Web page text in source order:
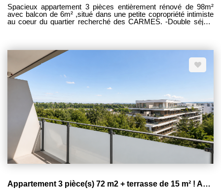
Spacieux appartement 3 pièces entièrement rénové de 98m²
avec balcon de 6m² ,situé dans une petite copropriété intimiste
au coeur du quartier recherché des CARMES. -Double séjour
meuble double vasque et sèche serviettes. -WC séparé.
INFORMATIONS SUPPLEMENTAIRES : -Atelier de 11m². -
Grande cave privative. -Charme de l'ancien conservé (poutres /
tomettes / cheminées). -Double vitrage + électricité refait. -
Charges de copropriété : 190€ / Mois. -Taxe foncière : 1 650€ /
An. Maxime FONTENELLE LES CLEFS TOULOUSAINES
Appartement 3 pièce(s) 72 m2 + terrasse de 15 m² ! ARRAS !